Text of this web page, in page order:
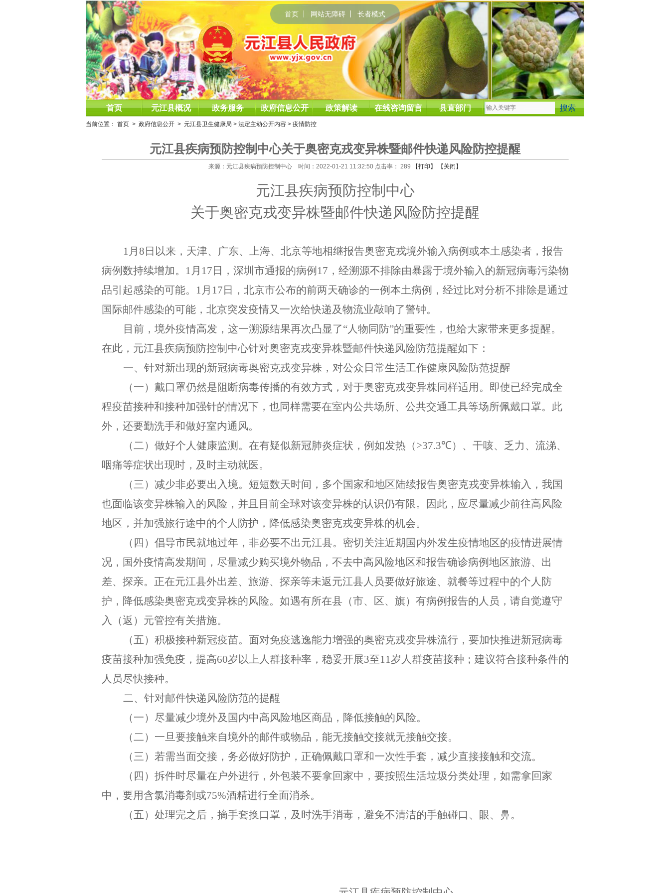
首页 网站无障碍 长者模式
首页 元江县概况 政务服务 政府信息公开 政策解读 在线咨询留言 县直部门
当前位置： 首页 > 政府信息公开 > 元江县卫生健康局 > 法定主动公开内容 > 疫情防控
元江县疾病预防控制中心关于奥密克戎变异株暨邮件快递风险防控提醒
来源：元江县疾病预防控制中心 时间：2022-01-21 11:32:50 点击率： 289 【打印】 【关闭】
元江县疾病预防控制中心
关于奥密克戎变异株暨邮件快递风险防控提醒
1 月 8 日以来，天津、广东、上海、北京等地相继报告奥密克戎境外输入病例或本土感染者，报告
病例数持续增加。
1 月 17 日，深圳市通报的病例 17 ，经溯源不排除由暴露于境外输入的新冠病毒污染物
品引起感染的可能。
1 月 17 日，北京市公布的前两天确诊的一例本土病例，经过比对分析不排除是通过
国际邮件感染的可能，北京突发疫情又一次给快递及物流业敲响了警钟。
目前，境外疫情高发，这一溯源结果再次凸显了“人物同防”的重要性，也给大家带来更多提醒。
在此，元江县疾病预防控制中心针对奥密克戎变异株暨邮件快递风险防范提醒如下：
一、针对新出现的新冠病毒奥密克戎变异株，对公众日常生活工作健康风险防范提醒
（一） 戴口罩仍然是阻断病毒传播的有效方式，对于奥密克戎变异株同样适用。即使已经完成全
程疫苗接种和接种加强针的情况下，也同样需要在室内公共场所、公共交通工具等场所佩戴口罩。此
外，还要勤洗手和做好室内通风。
（二） 做好个人健康监测。在有疑似新冠肺炎症状，例如发热（>37.3℃）、干咳、乏力、流涕、
咽痛等症状出现时，及时主动就医。
（三） 减少非必要出入境。短短数天时间，多个国家和地区陆续报告奥密克戎变异株输入，我国
也面临该变异株输入的风险，并且目前全球对该变异株的认识仍有限。因此，应尽量减少前往高风险
地区，并加强旅行途中的个人防护，降低感染奥密克戎变异株的机会。
（四） 倡导市民就地过年，非必要不出元江县。密切关注近期国内外发生疫情地区的疫情进展情
况，国外疫情高发期间，尽量减少购买境外物品，不去中高风险地区和报告确诊病例地区旅游、出
差、探亲。正在元江县外出差、旅游、探亲等未返元江县人员要做好旅途、就餐等过程中的个人防
护，降低感染奥密克戎变异株的风险。如遇有所在县（市、区、旗）有病例报告的人员，请自觉遵守
入（返）元管控有关措施。
（五） 积极接种新冠疫苗。面对免疫逃逸能力增强的奥密克戎变异株流行，要加快推进新冠病毒
疫苗接种加强免疫，提高60岁以上人群接种率，稳妥开展3至11岁人群疫苗接种；建议符合接种条件的
人员尽快接种。
二、针对邮件快递风险防范的提醒
（一） 尽量减少境外及国内中高风险地区商品，降低接触的风险。
（二） 一旦要接触来自境外的邮件或物品，能无接触交接就无接触交接。
（三） 若需当面交接，务必做好防护，正确佩戴口罩和一次性手套，减少直接接触和交流。
（四） 拆件时尽量在户外进行，外包装不要拿回家中，要按照生活垃圾分类处理，如需拿回家
中，要用含氯消毒剂或75%酒精进行全面消杀。
（五） 处理完之后，摘手套换口罩，及时洗手消毒，避免不清洁的手触碰口、眼、鼻。